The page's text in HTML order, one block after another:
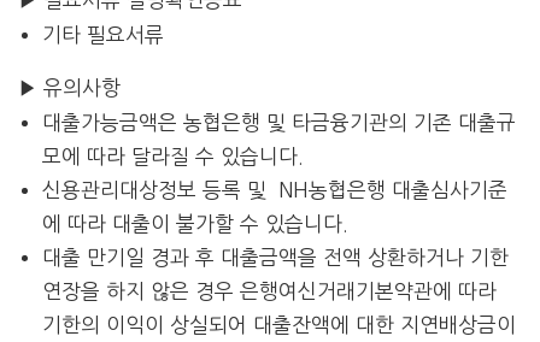
기타 필요서류
▶ 유의사항
대출가능금액은 농협은행 및 타금융기관의 기존 대출규
모에 따라 달라질 수 있습니다.
신용관리대상정보 등록 및 NH농협은행 대출심사기준
에 따라 대출이 불가할 수 있습니다.
대출 만기일 경과 후 대출금액을 전액 상환하거나 기한
연장을 하지 않은 경우 은행여신거래기본약관에 따라
기한의 이익이 상실되어 대출잔액에 대한 지연배상금이